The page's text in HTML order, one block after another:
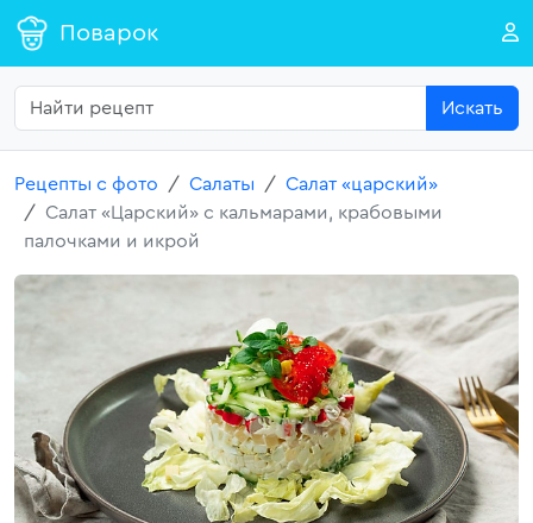
Поварок
Искать
Рецепты с фото Салаты
Салат «царский»
Салат «Царский» с кальмарами, крабовыми
палочками и икрой